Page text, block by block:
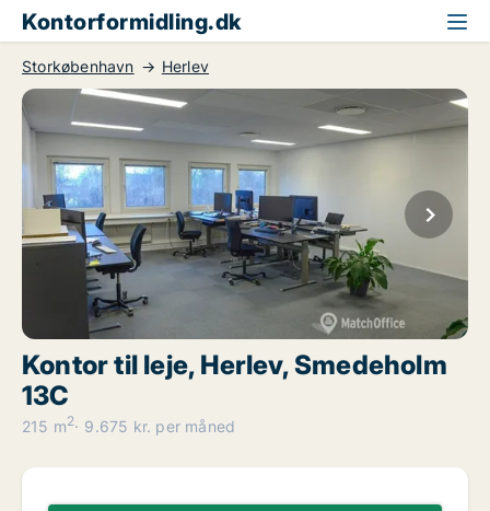
Kontorformidling.dk
Storkøbenhavn Herlev
Kontor til leje, Herlev, Smedeholm
13C
215 m2 9.675 kr. per måned